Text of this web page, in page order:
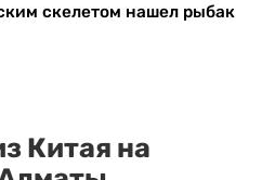
скелетом нашел рыбак
Китая на